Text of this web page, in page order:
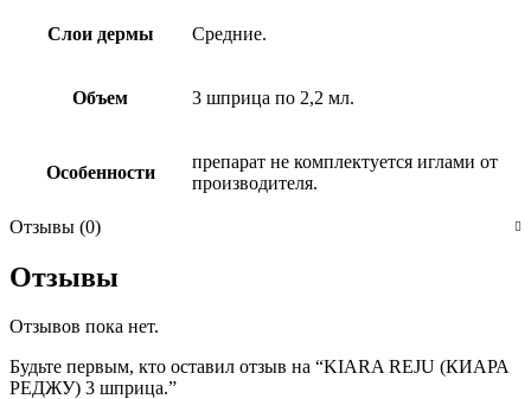
Слои дермы Средние.
Объем 3 шприца по 2,2 мл.
Особенности
препарат не комплектуется иглами от
производителя.
Отзывы (0)
Отзывы
Отзывов пока нет.
Будьте первым, кто оставил отзыв на “KIARA REJU (КИАРА
РЕДЖУ) 3 шприца.”